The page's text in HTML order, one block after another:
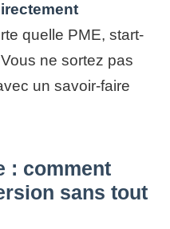
quelle PME, start-
ne sortez pas
un savoir-faire
: comment
sans tout